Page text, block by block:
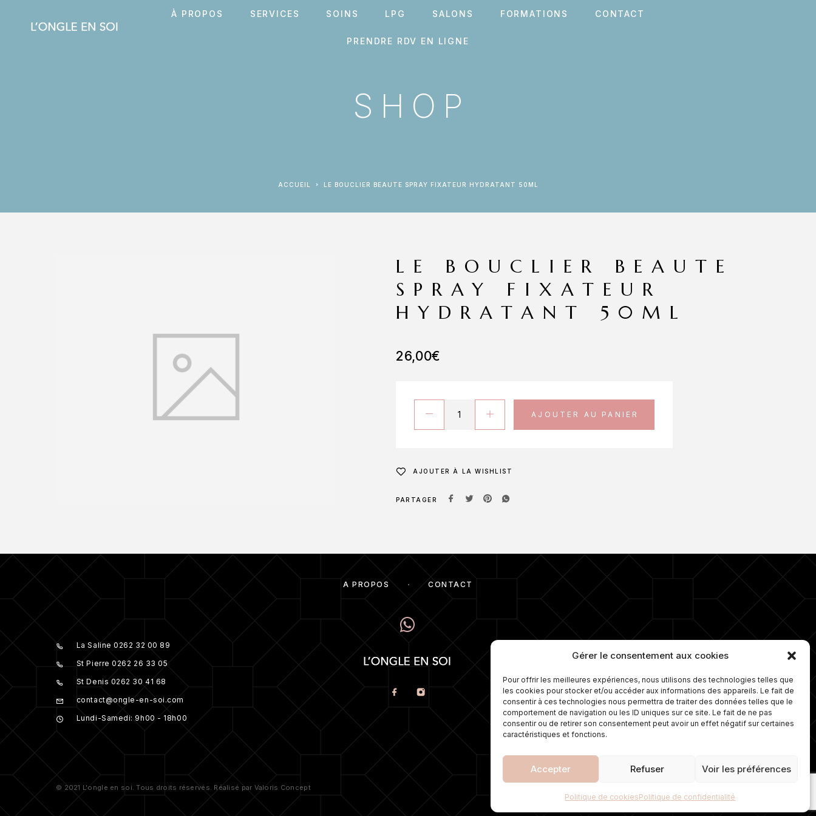
Gérer le consentement aux cookies
Pour offrir les meilleures expériences, nous utilisons des technologies telles que
les cookies pour stocker et/ou accéder aux informations des appareils. Le fait de
consentir à ces technologies nous permettra de traiter des données telles que le
comportement de navigation ou les ID uniques sur ce site. Le fait de ne pas
consentir ou de retirer son consentement peut avoir un effet négatif sur certaines
caractéristiques et fonctions.
Accepter Refuser Voir les préférences
Politique de cookiesPolitique de confidentialité
À PROPOS SERVICES SOINS LPG SALONS FORMATIONS CONTACT
PRENDRE RDV EN LIGNE
SHOP
ACCUEIL LE BOUCLIER BEAUTE SPRAY FIXATEUR HYDRATANT 50ML
LE BOUCLIER BEAUTE
SPRAY FIXATEUR
HYDRATANT 50ML
26,00€
AJOUTER AU PANIER
AJOUTER À LA WISHLIST
PARTAGER
À PROPOS CONTACT
La Saline 0262 32 00 89
St Pierre 0262 26 33 05
St Denis 0262 30 41 68
contact@ongle-en-soi.com
Lundi-Samedi: 9h00 - 18h00
pose d’ongles. Nous proposons
mesure et travaillons avec les
meilleures marques de cosmétiques.
© 2021 L'ongle en soi. Tous droits réservés. Réalisé par Valoris Concept
POLITIQUE DE CONFIDENTIALITÉ MENTIONS LÉGALES